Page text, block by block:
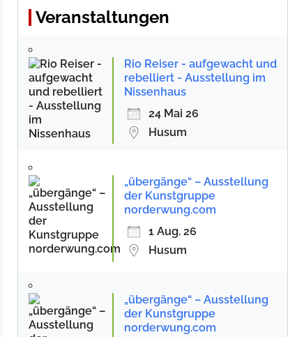
Veranstaltungen
Rio Reiser - aufgewacht und
rebelliert - Ausstellung im
Nissenhaus
24 Mai 26
Husum
„übergänge“ – Ausstellung
der Kunstgruppe
norderwung.com
1 Aug. 26
Husum
„übergänge“ – Ausstellung
der Kunstgruppe
norderwung.com